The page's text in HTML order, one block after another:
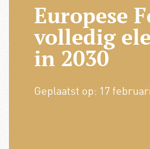
Europese
volledig
in 2030
Geplaatst op: 17